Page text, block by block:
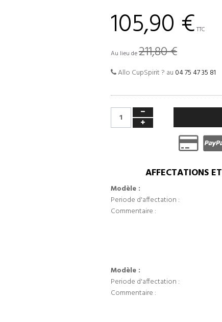
105,90 € TTC
Au lieu de211,80 €
Allo CupSpirit ? au 04 75 47 35 81
AFFECTATIONS
Modèle :
Periode d'affectation :
Commentaire :
Modèle :
Periode d'affectation :
Commentaire :